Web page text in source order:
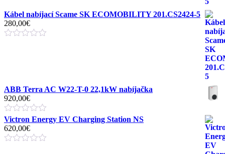
Kábel nabíjací Scame SK ECOMOBILITY 201.CS2424-5
280,00€
ABB Terra AC W22-T-0 22,1kW nabíjačka
920,00€
Victron Energy EV Charging Station NS
620,00€